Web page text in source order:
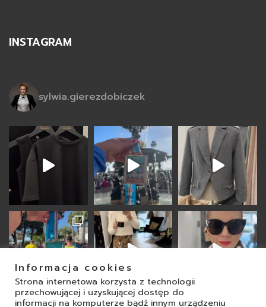
INSTAGRAM
sylwia.gierezdobiczek
Informacja cookies
Strona internetowa korzysta z technologii
przechowującej i uzyskującej dostęp do
informacji na komputerze bądź innym urządzeniu